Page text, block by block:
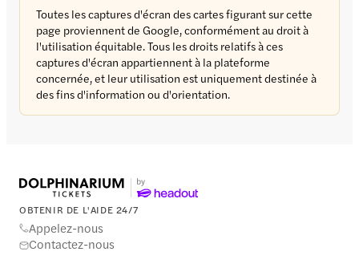
Toutes les captures d'écran des cartes figurant sur cette
page proviennent de Google, conformément au droit à
l'utilisation équitable. Tous les droits relatifs à ces
captures d'écran appartiennent à la plateforme
concernée, et leur utilisation est uniquement destinée à
des fins d'information ou d'orientation.
OBTENIR DE L'AIDE 24/7
Appelez-nous
Contactez-nous